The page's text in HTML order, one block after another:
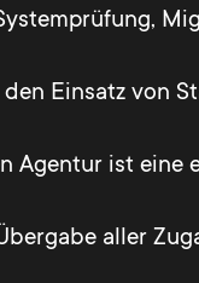
Einsatz von
Agentur ist eine
aller